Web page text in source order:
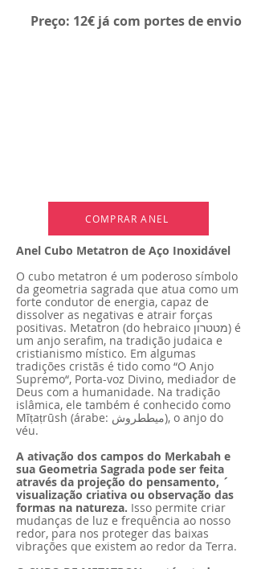
Preço: 12€ já com portes de envio
COMPRAR ANEL
Anel Cubo Metatron de Aço Inoxidável
O cubo metatron é um poderoso símbolo
da geometria sagrada que atua como um
forte condutor de energia, capaz de
dissolver as negativas e atrair forças
positivas. Metatron (do hebraico מטטרון) é
um anjo serafim, na tradição judaica e
cristianismo místico. Em algumas
tradições cristãs é tido como “O Anjo
Supremo“, Porta-voz Divino, mediador de
Deus com a humanidade. Na tradição
islâmica, ele também é conhecido como
Mīṭaṭrūsh (árabe: ميططروش), o anjo do
véu.
A ativação dos campos do Merkabah e
sua Geometria Sagrada pode ser feita
através da projeção do pensamento, ´
visualização criativa ou observação das
formas na natureza. Isso permite criar
mudanças de luz e frequência ao nosso
redor, para nos proteger das baixas
vibrações que existem ao redor da Terra.